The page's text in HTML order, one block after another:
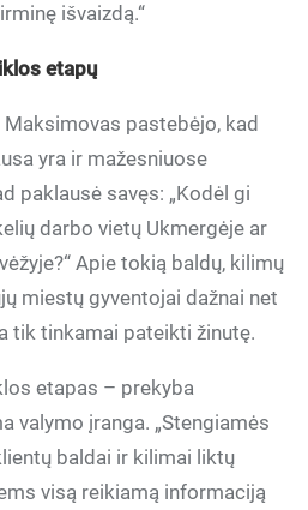
išvaizdą.“
etapų
pastebėjo, kad
yra ir mažesniuose
paklausė savęs: „Kodėl gi
darbo vietų Ukmergėje ar
Apie tokią baldų, kilimų
miestų gyventojai dažnai net
tik tinkamai pateikti žinutę.
etapas – prekyba
valymo įranga. „Stengiamės
baldai ir kilimai liktų
visą reikiamą informaciją